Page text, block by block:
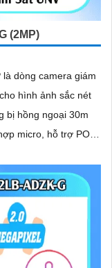
(2MP)
dòng camera giám
hình ảnh sắc nét
micro, hỗ trợ POE